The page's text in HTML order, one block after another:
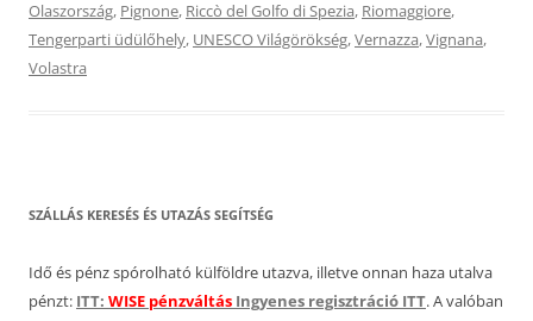
Olaszország, Pignone, Riccò del Golfo di Spezia, Riomaggiore,
Tengerparti üdülőhely, UNESCO Világörökség,Vernazza,Vignana,
Volastra
SZÁLLÁS KERESÉS ÉS UTAZÁS SEGÍTSÉG
Idő és pénz spórolható külföldre utazva, illetve onnan haza utalva
pénzt: ITT: WISE pénzváltás Ingyenes regisztráció ITT. A valóban